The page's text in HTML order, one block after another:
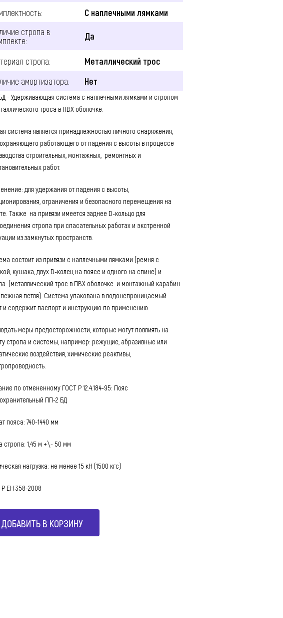
С наплечными лямками
стропа в
Да
стропа:
Металлический трос
амортизатора:
Нет
- Удерживающая система с наплечными лямками и стропом
троса в ПВХ оболочке.
система является принадлежностью личного снаряжения,
работающего от падения с высоты в процессе
строительных, монтажных, ремонтных и
работ.
для удержания от падения с высоты,
ограничения и безопасного перемещения на
Также на привязи имеется заднее D-кольцо для
стропа при спасательных работах и экстренной
из замкнутых пространств.
состоит из привязи с наплечными лямками (ремня с
кушака, двух D-колец на поясе и одного на спине) и
(металлический трос в ПВХ оболочке и монтажный карабин
петля). Система упакована в водонепроницаемый
и содержит паспорт и инструкцию по применению.
меры предосторожности, которые могут повлиять на
стропа и системы, например: режущие, абразивные или
воздействия, химические реактивы,
по отмененному ГОСТ Р 12.4.184-95: Пояс
ПП-2 БД
пояса: 740-1440 мм
стропа: 1,45 м +\- 50 мм
нагрузка: не менее 15 кН (1500 кгс)
ЕН 358-2008
ДОБАВИТЬ В КОРЗИНУ